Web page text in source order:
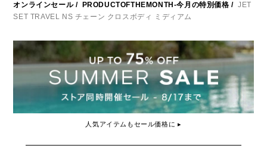
オンラインセール/ PRODUCTOFTHEMONTH-今月の特別価格 / JET
SET TRAVEL NS チェーン クロスボディ ミディアム
人気アイテムもセール価格に ▸